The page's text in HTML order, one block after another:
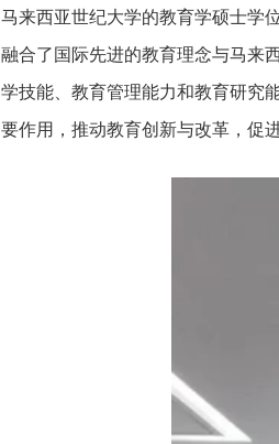
马来西亚世纪大学的教育学硕士学
融合了国际先进的教育理念与马来
学技能、教育管理能力和教育研究
要作用，推动教育创新与改革，促